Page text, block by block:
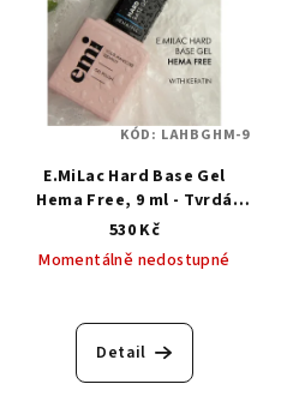
E.MiLac Hard Base Gel
Hema Free, 9 ml - Tvrdá
stavební báze bez HEMA 9
ml
530 Kč
Momentálně nedostupné
Detail
KÓD: LAHBGHM-9